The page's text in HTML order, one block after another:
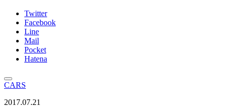
Twitter
Facebook
Line
Mail
Pocket
Hatena
CARS
2017.07.21